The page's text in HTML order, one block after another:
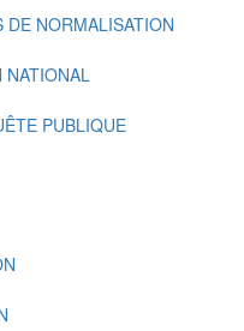
DE NORMALISATION
NATIONAL
PUBLIQUE